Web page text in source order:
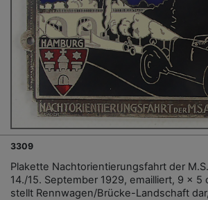
3309
Plakette Nachtorientierungsfahrt der
14./15. September 1929, emailliert, 9 x 5
stellt Rennwagen/Brücke-Landschaft